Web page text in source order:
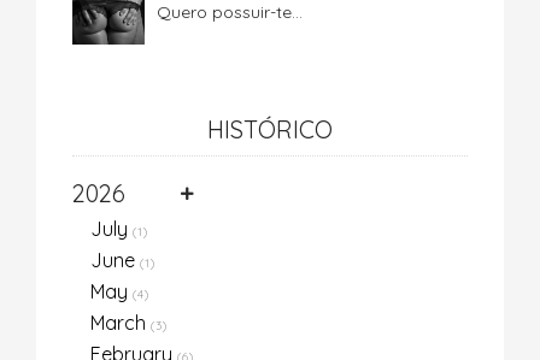
Quero possuir-te...
HISTÓRICO
2026
July (1)
June (1)
May (4)
March (3)
February